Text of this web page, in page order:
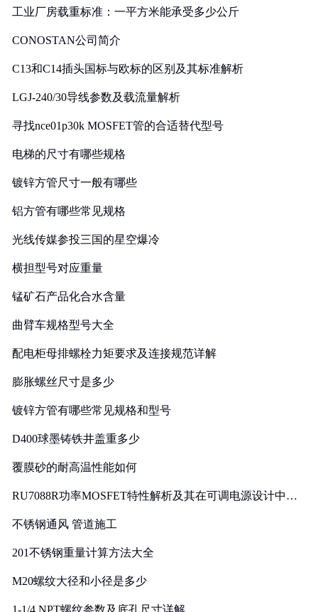
工业厂房载重标准：一平方米能承受多少公斤
CONOSTAN公司简介
C13和C14插头国标与欧标的区别及其标准解析
LGJ-240/30导线参数及载流量解析
寻找nce01p30k MOSFET管的合适替代型号
电梯的尺寸有哪些规格
镀锌方管尺寸一般有哪些
铝方管有哪些常见规格
光线传媒参投三国的星空爆冷
横担型号对应重量
锰矿石产品化合水含量
曲臂车规格型号大全
配电柜母排螺栓力矩要求及连接规范详解
膨胀螺丝尺寸是多少
镀锌方管有哪些常见规格和型号
D400球墨铸铁井盖重多少
覆膜砂的耐高温性能如何
RU7088R功率MOSFET特性解析及其在可调电源设计中的
不锈钢通风 管道施工
201不锈钢重量计算方法大全
M20螺纹大径和小径是多少
1-1/4 NPT螺纹参数及底孔尺寸详解